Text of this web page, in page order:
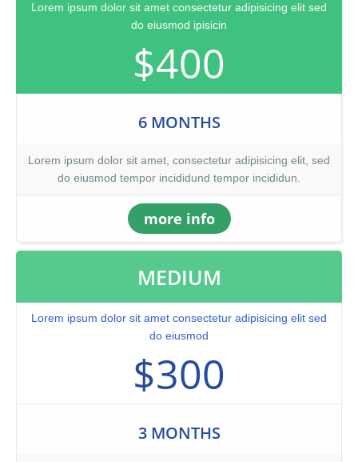
Lorem ipsum dolor sit amet consectetur adipisicing elit sed
do eiusmod ipisicin
$400
6 MONTHS
Lorem ipsum dolor sit amet, consectetur adipisicing elit, sed
do eiusmod tempor incididund tempor incididun.
more info
MEDIUM
Lorem ipsum dolor sit amet consectetur adipisicing elit sed
do eiusmod
$300
3 MONTHS